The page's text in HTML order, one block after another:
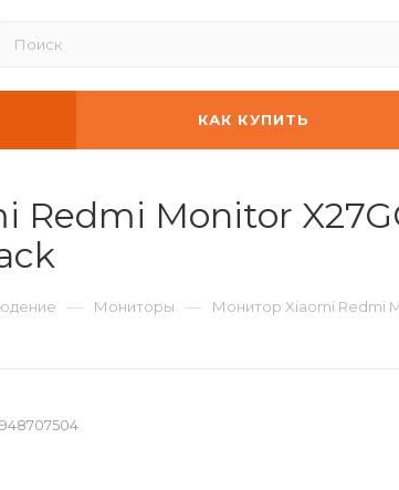
КАК КУПИТЬ
Redmi Monitor
— Мониторы — Монитор Xiaomi Redmi